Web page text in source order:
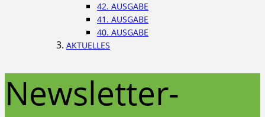
42. AUSGABE
41. AUSGABE
40. AUSGABE
AKTUELLES
Newsletter-